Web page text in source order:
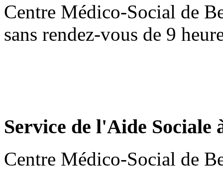
Centre Médico-Social de
sans rendez-vous de 9
Service de l'Aide Sociale
Centre Médico-Social de